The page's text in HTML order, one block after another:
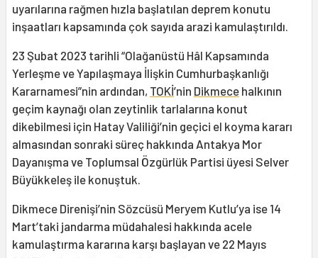
uyarılarına rağmen hızla başlatılan deprem konutu
inşaatları kapsamında çok sayıda arazi kamulaştırıldı.
23 Şubat 2023 tarihli “Olağanüstü Hâl Kapsamında
Yerleşme ve Yapılaşmaya İlişkin Cumhurbaşkanlığı
Kararnamesi”nin ardından, TOKİ’nin Dikmece halkının
geçim kaynağı olan zeytinlik tarlalarına konut
dikebilmesi için Hatay Valiliği’nin geçici el koyma kararı
almasından sonraki süreç hakkında Antakya Mor
Dayanışma ve Toplumsal Özgürlük Partisi üyesi Selver
Büyükkeleş ile konuştuk.
Dikmece Direnişi’nin Sözcüsü Meryem Kutlu’ya ise 14
Mart’taki jandarma müdahalesi hakkında acele
kamulaştırma kararına karşı başlayan ve 22 Mayıs